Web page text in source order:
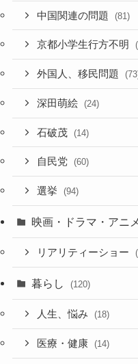
中国関連の問題 (81)
京都小学生行方不明
外国人、移民問題
深田萌絵 (24)
石破茂 (14)
自民党 (60)
選挙 (94)
映画・ドラマ・アニ
リアリティーショー
暮らし (120)
人生、悩み (18)
医療・健康 (14)